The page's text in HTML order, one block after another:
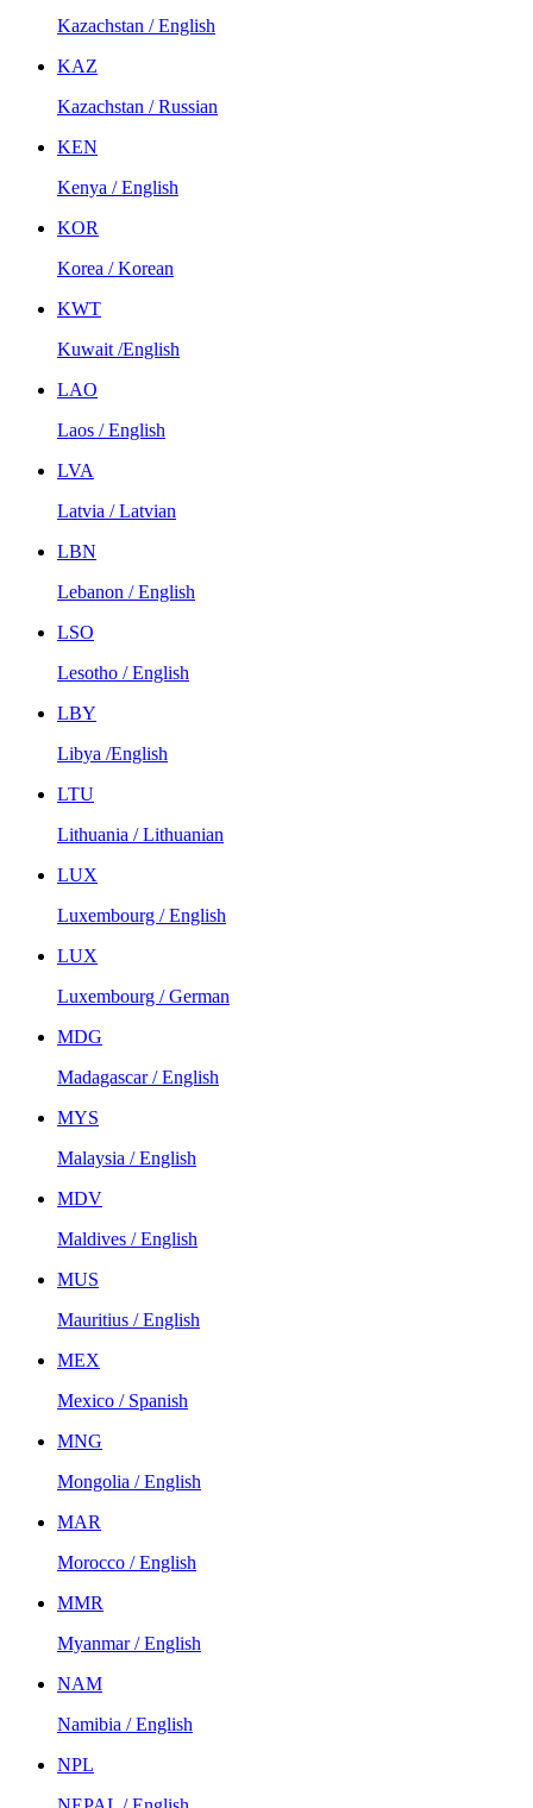
Kazachstan / English
KAZ
Kazachstan / Russian
KEN
Kenya / English
KOR
Korea / Korean
KWT
Kuwait /English
LAO
Laos / English
LVA
Latvia / Latvian
LBN
Lebanon / English
LSO
Lesotho / English
LBY
Libya /English
LTU
Lithuania / Lithuanian
LUX
Luxembourg / English
LUX
Luxembourg / German
MDG
Madagascar / English
MYS
Malaysia / English
MDV
Maldives / English
MUS
Mauritius / English
MEX
Mexico / Spanish
MNG
Mongolia / English
MAR
Morocco / English
MMR
Myanmar / English
NAM
Namibia / English
NPL